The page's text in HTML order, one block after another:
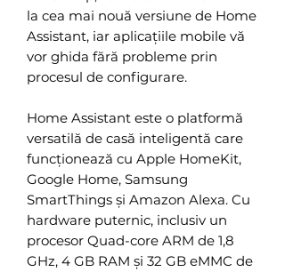
la cea mai nouă versiune de Home
Assistant, iar aplicațiile mobile vă
vor ghida fără probleme prin
procesul de configurare.
Home Assistant este o platformă
versatilă de casă inteligentă care
funcționează cu Apple HomeKit,
Google Home, Samsung
SmartThings și Amazon Alexa. Cu
hardware puternic, inclusiv un
procesor Quad-core ARM de 1,8
GHz, 4 GB RAM și 32 GB eMMC de